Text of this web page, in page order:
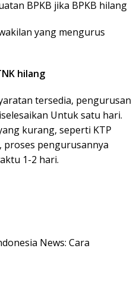
BPKB jika BPKB hilang
yang mengurus
hilang
tersedia, pengurusan
Untuk satu hari.
kurang, seperti KTP
proses pengurusannya
1-2 hari.
News: Cara